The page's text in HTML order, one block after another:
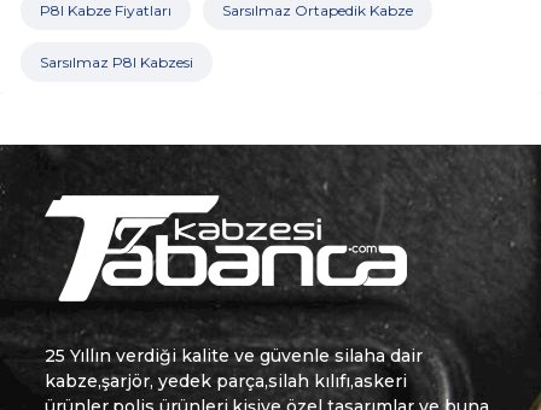
P8l Kabze Fiyatları Sarsılmaz Ortapedik Kabze
Sarsılmaz P8l Kabzesi
25 Yıllın verdiği kalite ve güvenle silaha dair
kabze,şarjör, yedek parça,silah kılıfı,askeri